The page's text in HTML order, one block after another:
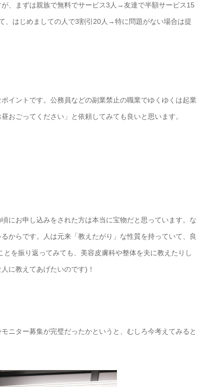
、まずは親族で無料でサービス3人→友達で半額サービス15
、はじめましての人で3割引20人→特に問題がない場合は提
イントです。公務員などの副業禁止の職業でゆくゆくは起業
おごってください」と依頼してみても良いと思います。
にお申し込みをされた方は本当に宝物だと思っています。な
からです。人は元来「教えたがり」な性質を持っていて、良
を振り返ってみても、美容皮膚科や整体を夫に教えたりし
に教えてあげたいのです)！
ニター募集が完璧だったかというと、むしろ今考えてみると